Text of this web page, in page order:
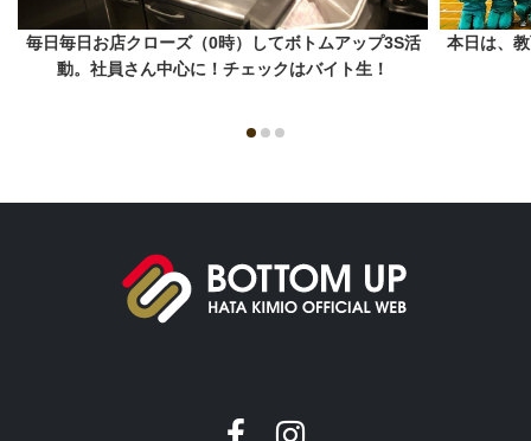
毎日毎日お店クローズ（0時）してボトムアップ3S活
動。社員さん中心に！チェックはバイト生！
本日は、